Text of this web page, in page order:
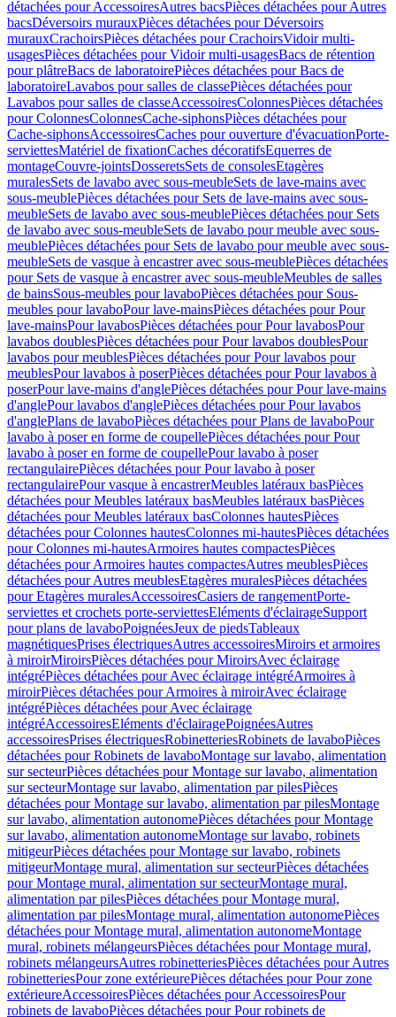
détachées pour AccessoiresAutres bacsPièces détachées pour Autres
bacsDéversoirs murauxPièces détachées pour Déversoirs
murauxCrachoirsPièces détachées pour CrachoirsVidoir multi-
usagesPièces détachées pour Vidoir multi-usagesBacs de rétention
pour plâtreBacs de laboratoirePièces détachées pour Bacs de
laboratoireLavabos pour salles de classePièces détachées pour
Lavabos pour salles de classeAccessoiresColonnesPièces détachées
pour ColonnesColonnesCache-siphonsPièces détachées pour
Cache-siphonsAccessoiresCaches pour ouverture d'évacuationPorte-
serviettesMatériel de fixationCaches décoratifsEquerres de
montageCouvre-jointsDosseretsSets de consolesEtagères
muralesSets de lavabo avec sous-meubleSets de lave-mains avec
sous-meublePièces détachées pour Sets de lave-mains avec sous-
meubleSets de lavabo avec sous-meublePièces détachées pour Sets
de lavabo avec sous-meubleSets de lavabo pour meuble avec sous-
meublePièces détachées pour Sets de lavabo pour meuble avec sous-
meubleSets de vasque à encastrer avec sous-meublePièces détachées
pour Sets de vasque à encastrer avec sous-meubleMeubles de salles
de bainsSous-meubles pour lavaboPièces détachées pour Sous-
meubles pour lavaboPour lave-mainsPièces détachées pour Pour
lave-mainsPour lavabosPièces détachées pour Pour lavabosPour
lavabos doublesPièces détachées pour Pour lavabos doublesPour
lavabos pour meublesPièces détachées pour Pour lavabos pour
meublesPour lavabos à poserPièces détachées pour Pour lavabos à
poserPour lave-mains d'anglePièces détachées pour Pour lave-mains
d'anglePour lavabos d'anglePièces détachées pour Pour lavabos
d'anglePlans de lavaboPièces détachées pour Plans de lavaboPour
lavabo à poser en forme de coupellePièces détachées pour Pour
lavabo à poser en forme de coupellePour lavabo à poser
rectangulairePièces détachées pour Pour lavabo à poser
rectangulairePour vasque à encastrerMeubles latéraux basPièces
détachées pour Meubles latéraux basMeubles latéraux basPièces
détachées pour Meubles latéraux basColonnes hautesPièces
détachées pour Colonnes hautesColonnes mi-hautesPièces détachées
pour Colonnes mi-hautesArmoires hautes compactesPièces
détachées pour Armoires hautes compactesAutres meublesPièces
détachées pour Autres meublesEtagères muralesPièces détachées
pour Etagères muralesAccessoiresCasiers de rangementPorte-
serviettes et crochets porte-serviettesEléments d'éclairageSupport
pour plans de lavaboPoignéesJeux de piedsTableaux
magnétiquesPrises électriquesAutres accessoiresMiroirs et armoires
à miroirMiroirsPièces détachées pour MiroirsAvec éclairage
intégréPièces détachées pour Avec éclairage intégréArmoires à
miroirPièces détachées pour Armoires à miroirAvec éclairage
intégréPièces détachées pour Avec éclairage
intégréAccessoiresEléments d'éclairagePoignéesAutres
accessoiresPrises électriquesRobinetteriesRobinets de lavaboPièces
détachées pour Robinets de lavaboMontage sur lavabo, alimentation
sur secteurPièces détachées pour Montage sur lavabo, alimentation
sur secteurMontage sur lavabo, alimentation par pilesPièces
détachées pour Montage sur lavabo, alimentation par pilesMontage
sur lavabo, alimentation autonomePièces détachées pour Montage
sur lavabo, alimentation autonomeMontage sur lavabo, robinets
mitigeurPièces détachées pour Montage sur lavabo, robinets
mitigeurMontage mural, alimentation sur secteurPièces détachées
pour Montage mural, alimentation sur secteurMontage mural,
alimentation par pilesPièces détachées pour Montage mural,
alimentation par pilesMontage mural, alimentation autonomePièces
détachées pour Montage mural, alimentation autonomeMontage
mural, robinets mélangeursPièces détachées pour Montage mural,
robinets mélangeursAutres robinetteriesPièces détachées pour Autres
robinetteriesPour zone extérieurePièces détachées pour Pour zone
extérieureAccessoiresPièces détachées pour AccessoiresPour
robinets de lavaboPièces détachées pour Pour robinets de